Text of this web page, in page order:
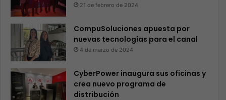
21 de febrero de 2024
CompuSoluciones apuesta por
nuevas tecnologías para el canal
4 de marzo de 2024
CyberPower inaugura sus oficinas y
crea nuevo programa de
distribución